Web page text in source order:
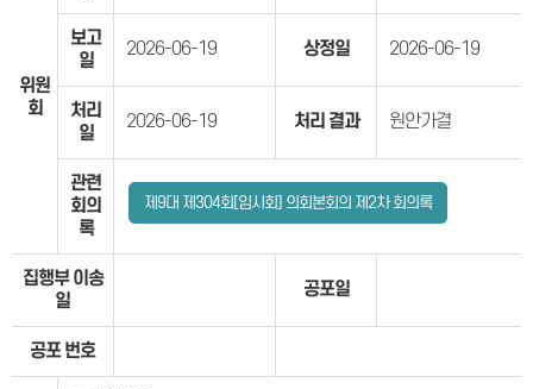
위원
회
보고
일
2026-06-19 상정일 2026-06-19
처리
일
2026-06-19 처리 결과 원안가결
관련
회의
록
제9대 제304회[임시회] 의회본회의 제2차 회의록
집행부 이송
일
공포일
공포 번호